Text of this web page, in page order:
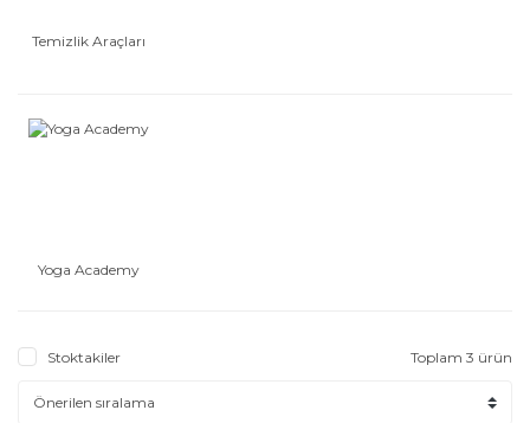
Temizlik Araçları
Yoga Academy
Stoktakiler Toplam 3 ürün